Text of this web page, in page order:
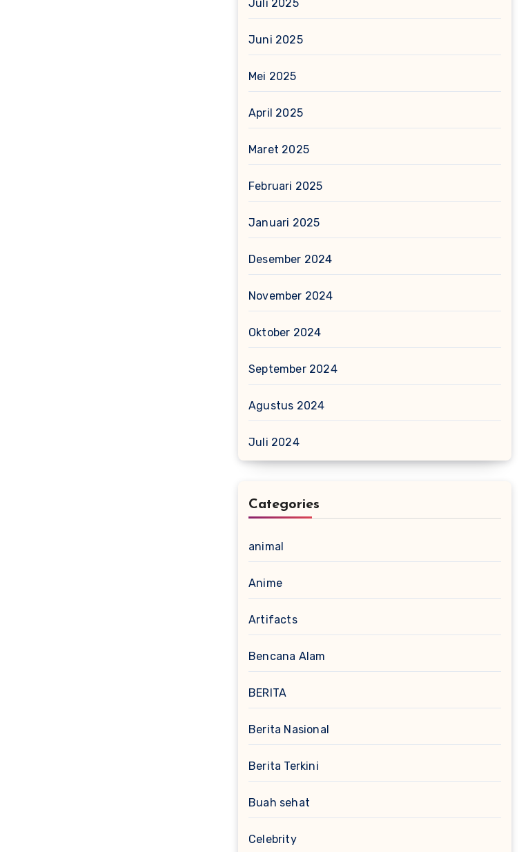
Juli 2025
Juni 2025
Mei 2025
April 2025
Maret 2025
Februari 2025
Januari 2025
Desember 2024
November 2024
Oktober 2024
September 2024
Agustus 2024
Juli 2024
Categories
animal
Anime
Artifacts
Bencana Alam
BERITA
Berita Nasional
Berita Terkini
Buah sehat
Celebrity